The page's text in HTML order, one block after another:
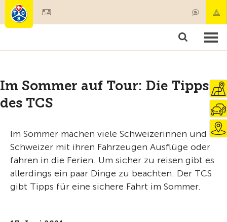
Mitgliedschaft & Leistungen
Im Sommer auf Tour: Die Tipps
des TCS
Im Sommer machen viele Schweizerinnen und
Schweizer mit ihren Fahrzeugen Ausflüge oder
fahren in die Ferien. Um sicher zu reisen gibt es
allerdings ein paar Dinge zu beachten. Der TCS
gibt Tipps für eine sichere Fahrt im Sommer.